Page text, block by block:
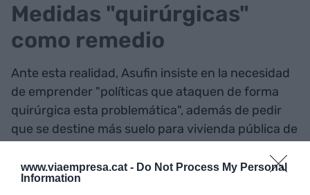
www.viaempresa.cat - Do Not Process My Personal
Information
Medidas "quirúrgicas"
como remedio
Ante esta realidad, Asufin insiste en la necesidad
de emprender "políticas que ataquen de forma
quirúrgica esta problemática", además de pedir
que se destine más suelo para vivienda pública de
"Las medidas de carácter generalista como la
bajada de IVA suponen fuertes cargas para el